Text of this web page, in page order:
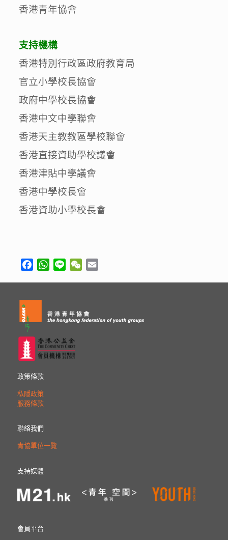
香港青年協會
支持機構
香港特別行政區政府教育局
官立小學校長協會
政府中學校長協會
香港中文中學聯會
香港天主教教區學校聯會
香港直接資助學校議會
香港津貼中學議會
香港中學校長會
香港資助小學校長會
FacebookWhatsApp
Line WeChat
政策條款
私隱政策
服務條款
聯絡我們
青協單位一覽
支持媒體
會員平台